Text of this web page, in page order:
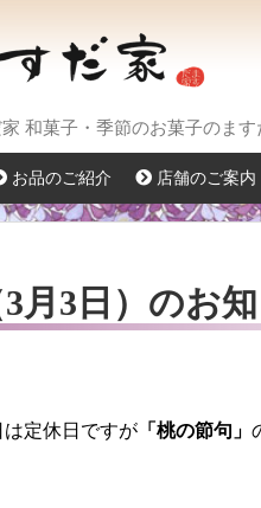
和菓子・季節のお菓子のま
お品のご紹介 店舗のご案内
月3日）のお
は定休日ですが 「桃の節句」